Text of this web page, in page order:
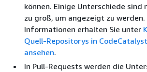
können. Einige Unterschiede sind
zu groß, um angezeigt zu
Informationen erhalten Sie unter
Quell-Repositorys in CodeCatalyst
ansehen.
In Pull-Requests werden die